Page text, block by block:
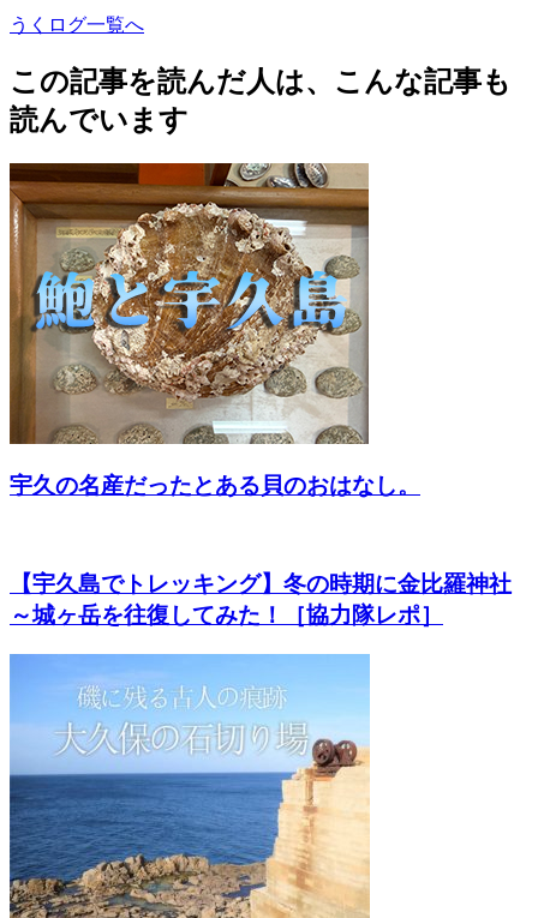
うくログ一覧へ
この記事を読んだ人は、こんな記事も
読んでいます
宇久の名産だったとある貝のおはなし。
【宇久島でトレッキング】冬の時期に金比羅神社
～城ヶ岳を往復してみた！［協力隊レポ］